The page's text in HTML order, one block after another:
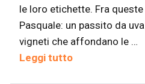
le loro etichette. Fra
Pasquale: un passito da
vigneti che affondano le …
Leggi tutto